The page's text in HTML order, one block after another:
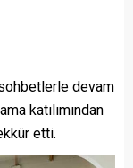
devam
katılımından
etti.